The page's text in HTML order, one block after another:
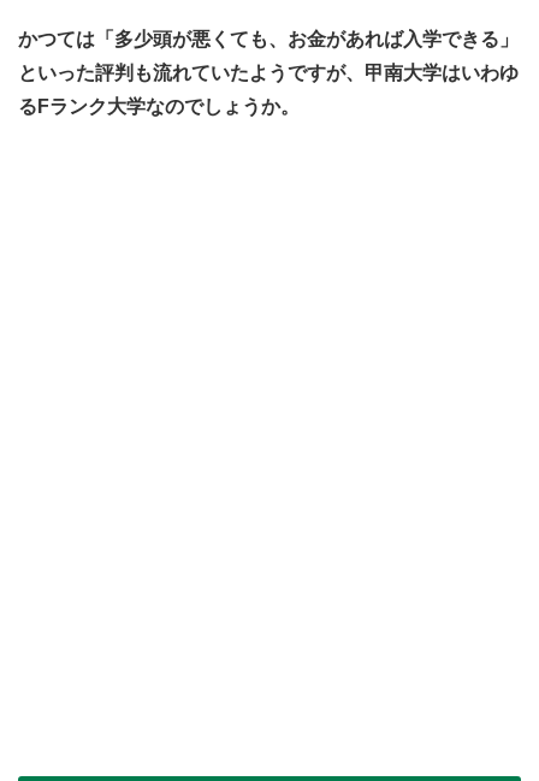
かつては「多少頭が悪くても、お金があれば入学できる」
といった評判も流れていたようですが、甲南大学はいわゆ
るFランク大学なのでしょうか。